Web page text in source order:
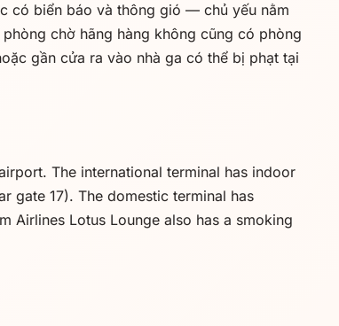
có biển báo và thông gió — chủ yếu nằm
chờ hãng hàng không cũng có phòng
gần cửa ra vào nhà ga có thể bị phạt tại
The international terminal has indoor
gate 17). The domestic terminal has
Airlines Lotus Lounge also has a smoking